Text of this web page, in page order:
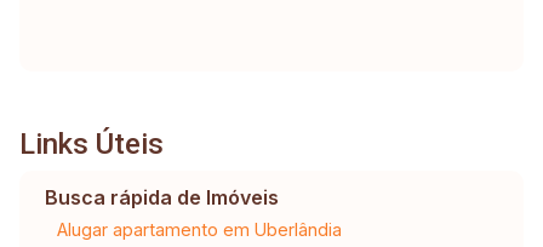
Links Úteis
Busca rápida de Imóveis
Alugar apartamento em Uberlândia